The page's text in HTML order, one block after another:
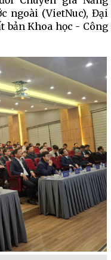
ngoài (VietNuc), Đại
bản Khoa học - Công